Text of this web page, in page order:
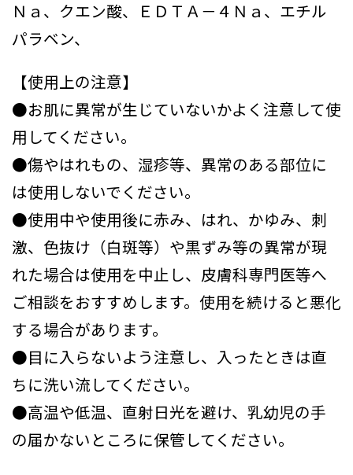
Ｎａ、クエン酸、ＥＤＴＡ－４Ｎａ、エチル
パラベン、
【使用上の注意】
●お肌に異常が生じていないかよく注意して使
用してください。
●傷やはれもの、湿疹等、異常のある部位に
は使用しないでください。
●使用中や使用後に赤み、はれ、かゆみ、刺
激、色抜け（白斑等）や黒ずみ等の異常が現
れた場合は使用を中止し、皮膚科専門医等へ
ご相談をおすすめします。使用を続けると悪化
する場合があります。
●目に入らないよう注意し、入ったときは直
ちに洗い流してください。
●高温や低温、直射日光を避け、乳幼児の手
の届かないところに保管してください。